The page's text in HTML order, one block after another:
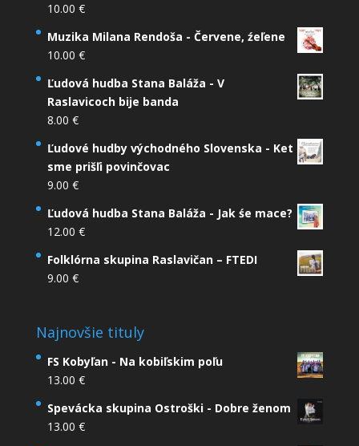
10.00 €
Muzika Milana Rendoša - Červene, źeľene
10.00 €
Ľudová hudba Stana Baláža - V
Raslavicoch bije banda
8.00 €
Ľudové hudby východného Slovenska - Ket
sme prišľi povinčovac
9.00 €
Ľudová hudba Stana Baláža - Jak śe mace?
12.00 €
Folklórna skupina Raslavičan – FTEDI
9.00 €
Najnovšie tituly
FS Kobyľan - Na kobiľskim poľu
13.00 €
Spevácka skupina Ostroški - Dobre ženom
13.00 €